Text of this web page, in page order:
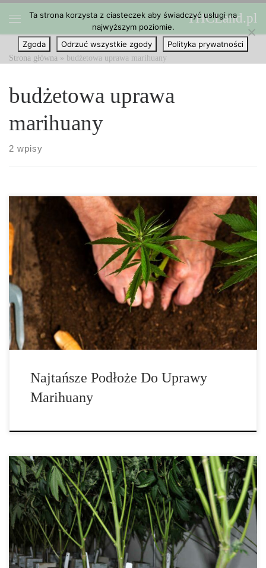
Przejdź do treści THCLand.pl
Strona główna » budżetowa uprawa marihuany
budżetowa uprawa
marihuany
2 wpisy
Jakie podłoże jest najtańsze do uprawy marihuany? Pewnie
zastanawiasz się, czy możesz uprawiać marihuanę budżetowo?
Wszystko zaczyna się od odpowiedniego wyboru podłoża. 1. Gleba
i mieszanka kokosowa. Mieszanki kokosowe są tańsze w
większości przypadków, ale ogólnie rzecz biorąc, to podłoże […]
Najtańsze Podłoże Do Uprawy
Marihuany
Wskazówki na budżetową uprawę marihuany. Chociaż istnieje
wiele firm i doświadczonych hodowców marihuany, którzy
uprawiają marihuanę z użyciem drogich sprzętów oraz rozległych
przestrzeni do uprawy, nie są to wymagania dotyczące uprawy
zdrowych, silnych roślin konopi. W rzeczywistości, istnieje wiele
przyjaznych […]
Ta strona korzysta z ciasteczek aby świadczyć usługi na
najwyższym poziomie.
Zgoda
Odrzuć wszystkie zgody Polityka prywatności